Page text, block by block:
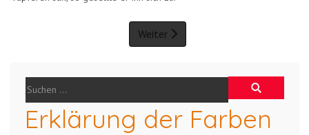
Weiter
Erklärung der Farben